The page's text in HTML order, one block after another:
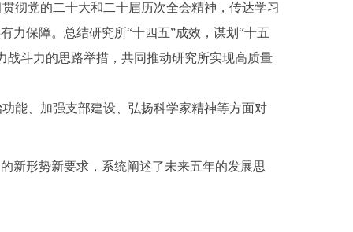
彻党的二十大和二十届历次全会精神，传达学习
力保障。总结研究所“十四五”成效，谋划“十五
战斗力的思路举措，共同推动研究所实现高质量
、加强支部建设、弘扬科学家精神等方面对
新形势新要求，系统阐述了未来五年的发展思